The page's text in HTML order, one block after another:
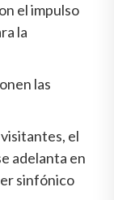
el impulso
la
las
el
adelanta en
sinfónico